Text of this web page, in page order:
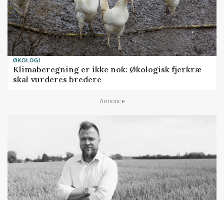
ØKOLOGI
Klimaberegning er ikke nok: Økologisk fjerkræ
skal vurderes bredere
Annonce